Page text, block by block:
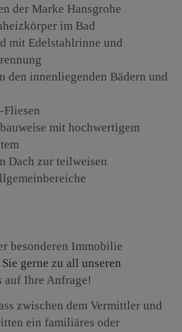
der Marke Hansgrohe
im Bad
mit Edelstahlrinne und
den innenliegenden Bädern und
Fliesen
mit hochwertigem
Dach zur teilweisen
besonderen Immobilie
gerne zu all unseren
auf Ihre Anfrage!
zwischen dem Vermittler und
ein familiäres oder